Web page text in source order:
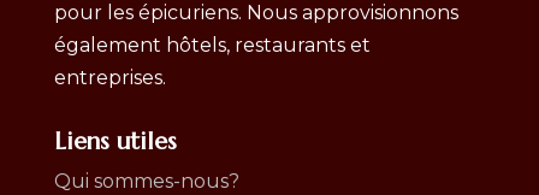
pour les épicuriens. Nous approvisionnons
également hôtels, restaurants et
entreprises.
Liens utiles
Qui sommes-nous?